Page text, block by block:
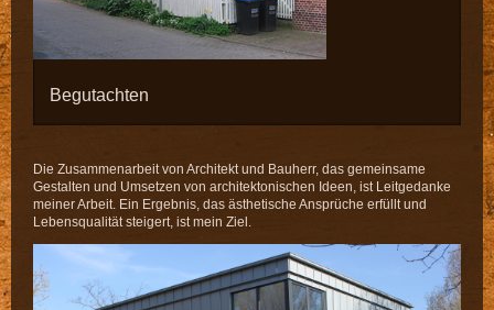
Begutachten
Die Zusammenarbeit von Architekt und Bauherr, das gemeinsame
Gestalten und Umsetzen von architektonischen Ideen, ist Leitgedanke
meiner Arbeit. Ein Ergebnis, das ästhetische Ansprüche erfüllt und
Lebensqualität steigert, ist mein Ziel.